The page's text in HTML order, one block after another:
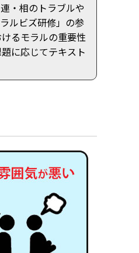
・相のトラブルや
ルビズ研修」の参
るモラルの重要性
に応じてテキスト